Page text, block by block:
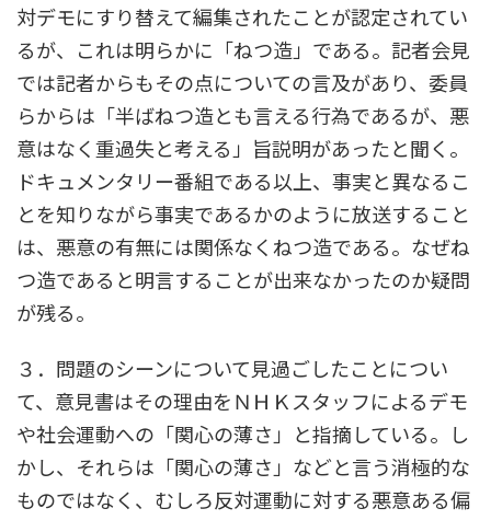
対デモにすり替えて編集されたことが認定されてい
るが、これは明らかに「ねつ造」である。記者会見
では記者からもその点についての言及があり、委員
らからは「半ばねつ造とも言える行為であるが、悪
意はなく重過失と考える」旨説明があったと聞く。
ドキュメンタリー番組である以上、事実と異なるこ
とを知りながら事実であるかのように放送すること
は、悪意の有無には関係なくねつ造である。なぜね
つ造であると明言することが出来なかったのか疑問
が残る。
３．問題のシーンについて見過ごしたことについ
て、意見書はその理由をＮＨＫスタッフによるデモ
や社会運動への「関心の薄さ」と指摘している。し
かし、それらは「関心の薄さ」などと言う消極的な
ものではなく、むしろ反対運動に対する悪意ある偏